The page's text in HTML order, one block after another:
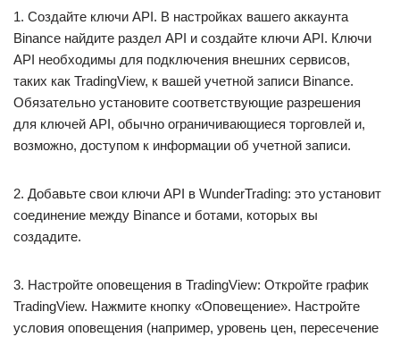
1. Создайте ключи API. В настройках вашего аккаунта
Binance найдите раздел API и создайте ключи API. Ключи
API необходимы для подключения внешних сервисов,
таких как TradingView, к вашей учетной записи Binance.
Обязательно установите соответствующие разрешения
для ключей API, обычно ограничивающиеся торговлей и,
возможно, доступом к информации об учетной записи.
2. Добавьте свои ключи API в WunderTrading: это установит
соединение между Binance и ботами, которых вы
создадите.
3. Настройте оповещения в TradingView: Откройте график
TradingView. Нажмите кнопку «Оповещение». Настройте
условия оповещения (например, уровень цен, пересечение